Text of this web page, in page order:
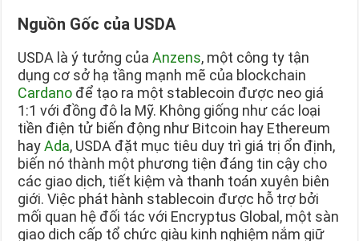
Nguồn Gốc của USDA
USDA là ý tưởng củaAnzens, một công ty tận
dụng cơ sở hạ tầng mạnh mẽ của blockchain
Cardano để tạo ra một stablecoin được neo giá
1:1 với đồng đô la Mỹ. Không giống như các loại
tiền điện tử biến động như Bitcoin hay Ethereum
hayAda, USDA đặt mục tiêu duy trì giá trị ổn định,
biến nó thành một phương tiện đáng tin cậy cho
các giao dịch, tiết kiệm và thanh toán xuyên biên
giới. Việc phát hành stablecoin được hỗ trợ bởi
mối quan hệ đối tác với Encryptus Global, một sàn
giao dịch cấp tổ chức giàu kinh nghiệm nắm giữ